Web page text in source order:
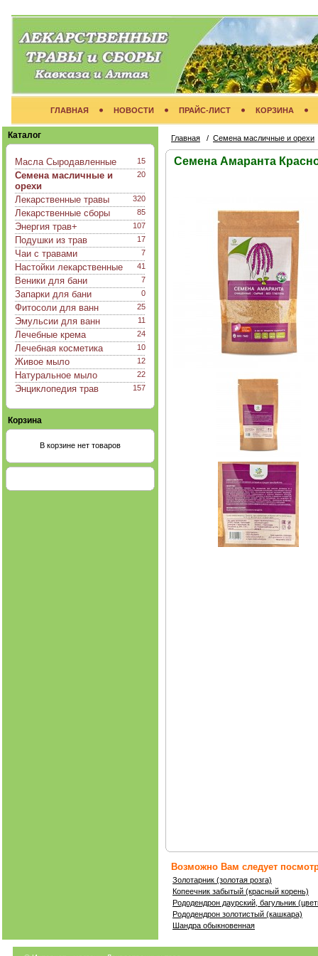
ГЛАВНАЯ НОВОСТИ ПРАЙС-ЛИСТ КОРЗИНА
Каталог
15
Масла Сыродавленные
20
Семена масличные и
орехи
320
Лекарственные травы
85
Лекарственные сборы
107
Энергия трав+
17
Подушки из трав
7
Чаи с травами
41
Настойки лекарственные
7
Веники для бани
0
Запарки для бани
25
Фитосоли для ванн
11
Эмульсии для ванн
24
Лечебные крема
10
Лечебная косметика
12
Живое мыло
22
Натуральное мыло
157
Энциклопедия трав
Корзина
В корзине нет товаров
Главная / Семена масличные и орехи
Семена Амаранта
Возможно Вам следует
Золотарник (золотая розга)
Копеечник забытый (красный корень)
Рододендрон даурский, багульник
Рододендрон золотистый (кашкара)
Шандра обыкновенная